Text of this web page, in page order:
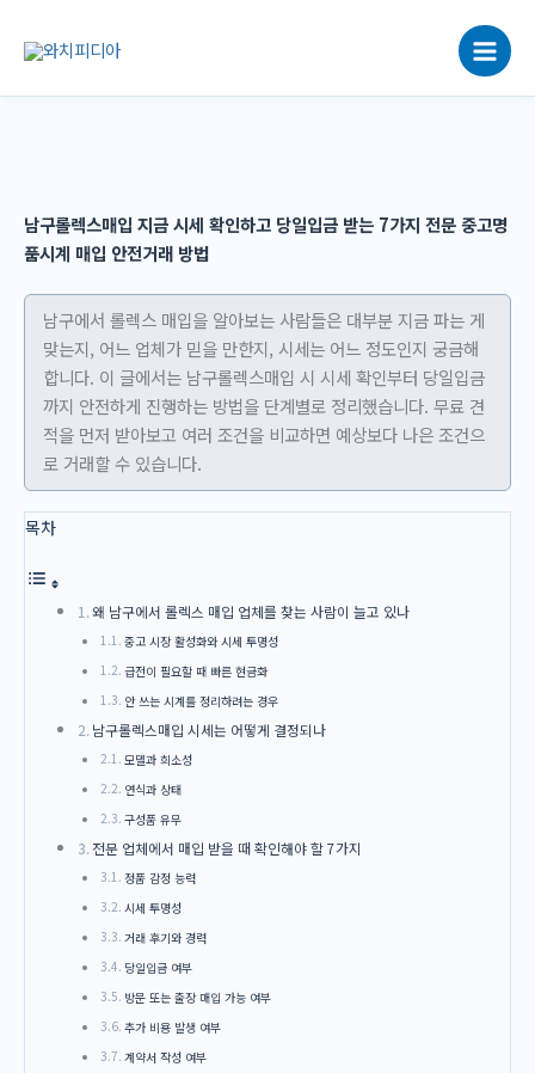
로
남구롤렉스매입 지금 시세 확인하고 당일입금 받는 7가지 전문 중고명
품시계 매입 안전거래 방법
남구에서 롤렉스 매입을 알아보는 사람들은 대부분 지금 파는 게
맞는지, 어느 업체가 믿을 만한지, 시세는 어느 정도인지 궁금해
합니다. 이 글에서는 남구롤렉스매입 시 시세 확인부터 당일입금
까지 안전하게 진행하는 방법을 단계별로 정리했습니다. 무료 견
적을 먼저 받아보고 여러 조건을 비교하면 예상보다 나은 조건으
로 거래할 수 있습니다.
목차
왜 남구에서 롤렉스 매입 업체를 찾는 사람이 늘고 있나
중고 시장 활성화와 시세 투명성
급전이 필요할 때 빠른 현금화
안 쓰는 시계를 정리하려는 경우
남구롤렉스매입 시세는 어떻게 결정되나
모델과 희소성
연식과 상태
구성품 유무
전문 업체에서 매입 받을 때 확인해야 할 7가지
정품 감정 능력
시세 투명성
거래 후기와 경력
당일입금 여부
방문 또는 출장 매입 가능 여부
추가 비용 발생 여부
계약서 작성 여부